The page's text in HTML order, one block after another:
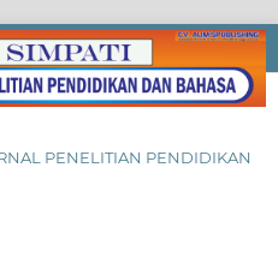
PENELITIAN PENDIDIKAN